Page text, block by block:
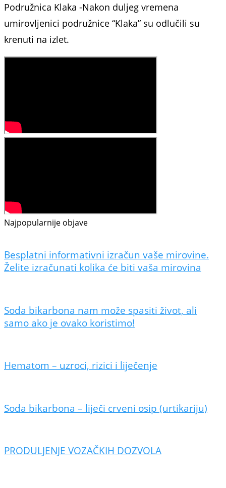
Podružnica Klaka -Nakon duljeg vremena
umirovljenici podružnice “Klaka” su odlučili su
krenuti na izlet.
Najpopularnije objave
Besplatni informativni izračun vaše mirovine.
Želite izračunati kolika će biti vaša mirovina
Soda bikarbona nam može spasiti život, ali
samo ako je ovako koristimo!
Hematom – uzroci, rizici i liječenje
Soda bikarbona – liječi crveni osip (urtikariju)
PRODULJENJE VOZAČKIH DOZVOLA